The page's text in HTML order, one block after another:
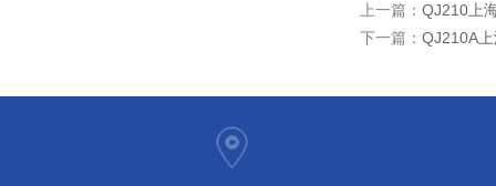
上一篇： QJ210上
下一篇： QJ210A